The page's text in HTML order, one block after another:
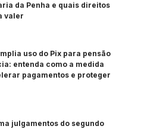
da Penha e quais direitos
valer
uso do Pix para pensão
entenda como a medida
pagamentos e proteger
julgamentos do segundo